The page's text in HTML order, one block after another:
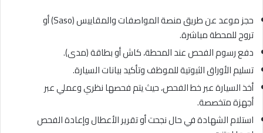
حجز موعد عن طريق منصة المواصفات والمقاييس (Saso) أو
تروح للمحطة مباشرة.
دفع رسوم الفحص عند المحطة، كاش أو بطاقة (مدى).
تسليم الأوراق الثبوتية للموظف وتأكيد بيانات السيارة.
أخذ السيارة عبر خط الفحص، حيث يتم فحصها نظري وعملي عبر
أجهزة متخصصة.
استلام الشهادة في حال نجحت أو تقرير الأعطال وإعادة الفحص